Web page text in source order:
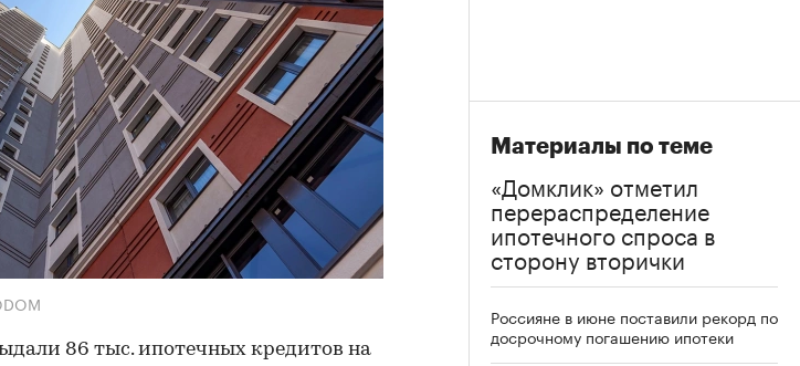
86 тыс. ипотечных кредитов на
Материалы по теме
«Домклик» отметил
перераспределение
ипотечного спроса в
сторону вторички
Россияне в июне поставили рекорд по
досрочному погашению ипотеки